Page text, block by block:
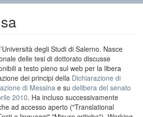
degli Studi di Salerno. Nasce
delle tesi di dottorato discusse
a testo pieno sul web per la libera
dei principi della Dichiarazione di
di Messina e su delibera del senato
2010. Ha incluso successivamente
ad accesso aperto ("Translational